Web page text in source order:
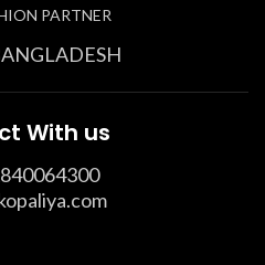
PARTNER
With us